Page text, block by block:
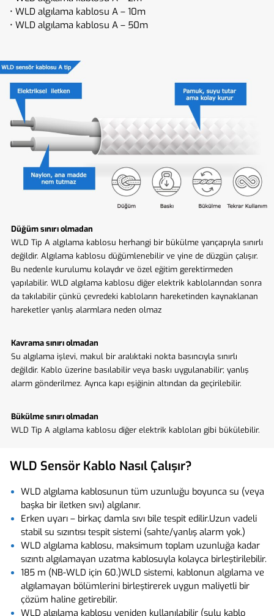
• WLD algılama kablosu A – 10m
• WLD algılama kablosu A – 50m
Düğüm sınırı olmadan
WLD Tip A algılama kablosu herhangi bir bükülme yarıçapıyla sınırlı
değildir. Algılama kablosu düğümlenebilir ve yine de düzgün çalışır.
Bu nedenle kurulumu kolaydır ve özel eğitim gerektirmeden
yapılabilir. WLD algılama kablosu diğer elektrik kablolarından sonra
da takılabilir çünkü çevredeki kabloların hareketinden kaynaklanan
hareketler yanlış alarmlara neden olmaz
Kavrama sınırı olmadan
Su algılama işlevi, makul bir aralıktaki nokta basıncıyla sınırlı
değildir. Kablo üzerine basılabilir veya baskı uygulanabilir; yanlış
alarm gönderilmez. Ayrıca kapı eşiğinin altından da geçirilebilir.
Bükülme sınırı olmadan
WLD Tip A algılama kablosu diğer elektrik kabloları gibi bükülebilir.
WLD Sensör Kablo Nasıl Çalışır?
WLD algılama kablosunun tüm uzunluğu boyunca su (veya
başka bir iletken sıvı) algılanır.
Erken uyarı – birkaç damla sıvı bile tespit edilir.Uzun vadeli
stabil su sızıntısı tespit sistemi (sahte/yanlış alarm yok.)
WLD algılama kablosu, maksimum toplam uzunluğa kadar
sızıntı algılamayan uzatma kablosuyla kolayca birleştirilebilir.
185 m (NB-WLD için 60.)WLD sistemi, kablonun algılama ve
algılamayan bölümlerini birleştirerek uygun maliyetli bir
çözüm haline getirebilir.
WLD algılama kablosu yeniden kullanılabilir (sulu kablo